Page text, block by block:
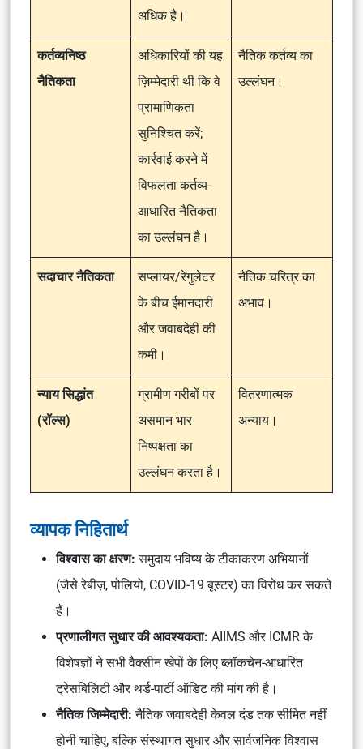
अधिक है।
कर्तव्यनिष्ठ
नैतिकता
अधिकारियों की यह
ज़िम्मेदारी थी कि वे
प्रामाणिकता
सुनिश्चित करें;
कार्रवाई करने में
विफलता कर्तव्य-
आधारित नैतिकता
का उल्लंघन है।
नैतिक कर्तव्य का
उल्लंघन।
सदाचार नैतिकता
सप्लायर/रेगुलेटर
के बीच ईमानदारी
और जवाबदेही की
कमी।
नैतिक चरित्र का
अभाव।
न्याय सिद्धांत
(रॉल्स)
ग्रामीण गरीबों पर
असमान भार
निष्पक्षता का
उल्लंघन करता है।
वितरणात्मक
अन्याय।
व्यापक निहितार्थ
विश्वास का क्षरण:समुदाय भविष्य के टीकाकरण अभियानों
(जैसे रेबीज़, पोलियो, COVID-19 बूस्टर) का विरोध कर सकते
हैं।
प्रणालीगत सुधार की आवश्यकता: AIIMS और ICMR के
विशेषज्ञों ने सभी वैक्सीन खेपों के लिए ब्लॉकचेन-आधारित
ट्रेसबिलिटी और थर्ड-पार्टी ऑडिट की मांग की है।
नैतिक जिम्मेदारी:नैतिक जवाबदेही केवल दंड तक सीमित नहीं
होनी चाहिए, बल्कि संस्थागत सुधार और सार्वजनिक विश्वास